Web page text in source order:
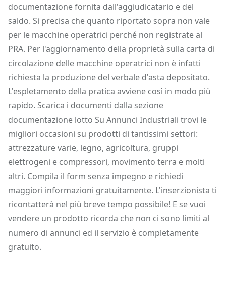
documentazione fornita dall'aggiudicatario e del
saldo. Si precisa che quanto riportato sopra non vale
per le macchine operatrici perché non registrate al
PRA. Per l'aggiornamento della proprietà sulla carta di
circolazione delle macchine operatrici non è infatti
richiesta la produzione del verbale d'asta depositato.
L'espletamento della pratica avviene così in modo più
rapido. Scarica i documenti dalla sezione
documentazione lotto Su Annunci Industriali trovi le
migliori occasioni su prodotti di tantissimi settori:
attrezzature varie, legno, agricoltura, gruppi
elettrogeni e compressori, movimento terra e molti
altri. Compila il form senza impegno e richiedi
maggiori informazioni gratuitamente. L'inserzionista ti
ricontatterà nel più breve tempo possibile! E se vuoi
vendere un prodotto ricorda che non ci sono limiti al
numero di annunci ed il servizio è completamente
gratuito.